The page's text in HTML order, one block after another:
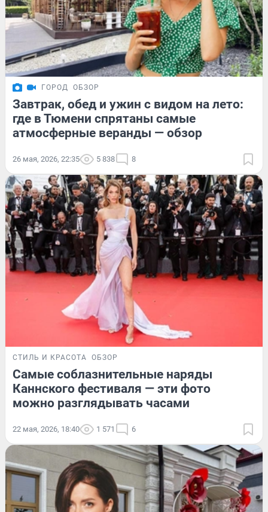
ГОРОД ОБЗОР
Завтрак, обед и ужин с видом на лето:
где в Тюмени спрятаны самые
атмосферные веранды — обзор
26 мая, 2026, 22:35 5 838 8
СТИЛЬ И КРАСОТА ОБЗОР
Самые соблазнительные наряды
Каннского фестиваля — эти фото
можно разглядывать часами
22 мая, 2026, 18:40 1 571 6